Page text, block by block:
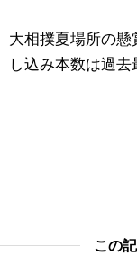
文化
動画/Live
スポーツ・東京
大相撲夏場所の
し込み本数は過
この